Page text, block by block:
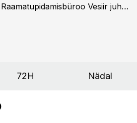
Vesiir juht
72H Nädal